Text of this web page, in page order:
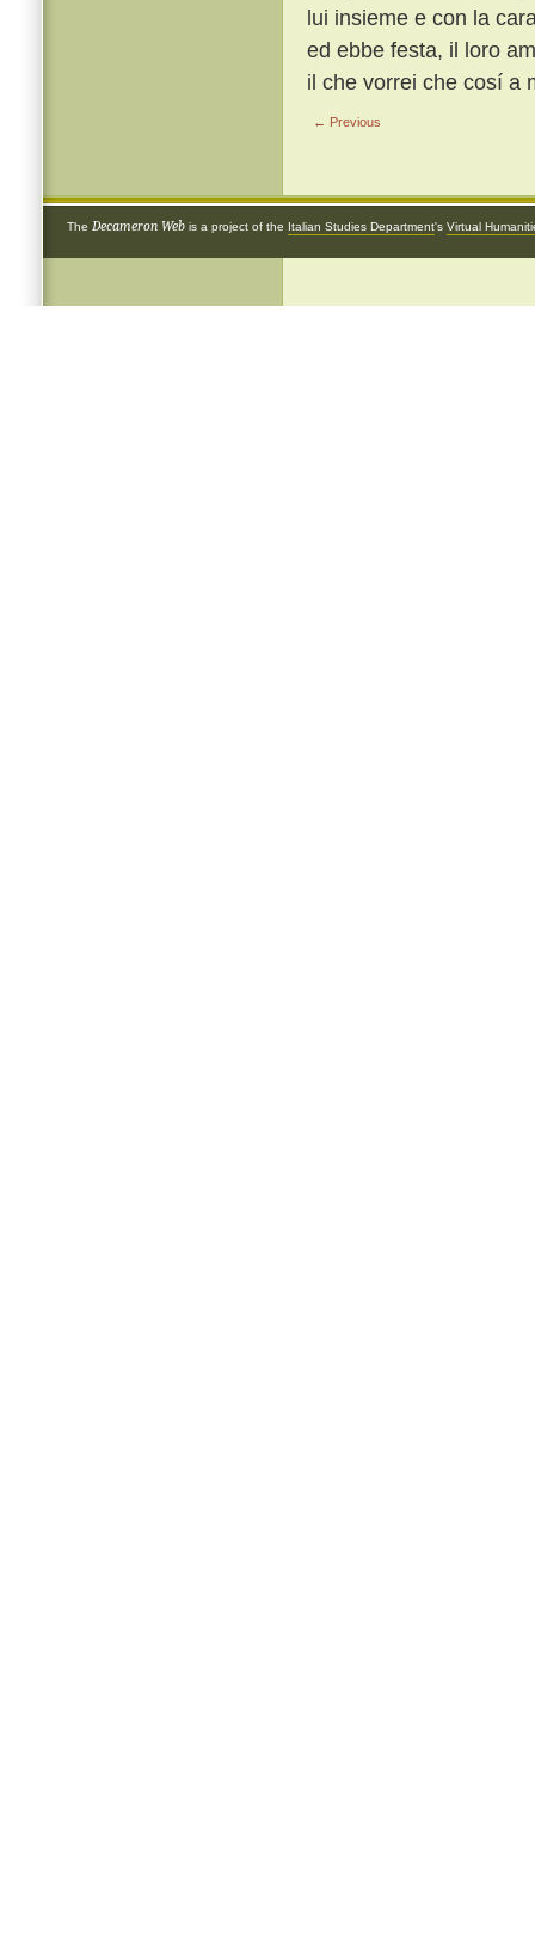
lui insieme e con la
ed ebbe festa, il loro
il che vorrei che cosí a
← Previous
The Decameron Web is a project of the Italian Studies Department's Virtual